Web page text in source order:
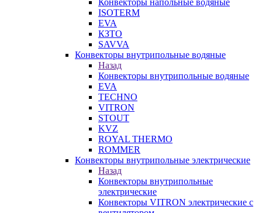
Конвекторы напольные водяные
ISOTERM
EVA
КЗТО
SAVVA
Конвекторы внутрипольные водяные
Назад
Конвекторы внутрипольные водяные
EVA
TECHNO
VITRON
STOUT
KVZ
ROYAL THERMO
ROMMER
Конвекторы внутрипольные электрические
Назад
Конвекторы внутрипольные
электрические
Конвекторы VITRON электрические с